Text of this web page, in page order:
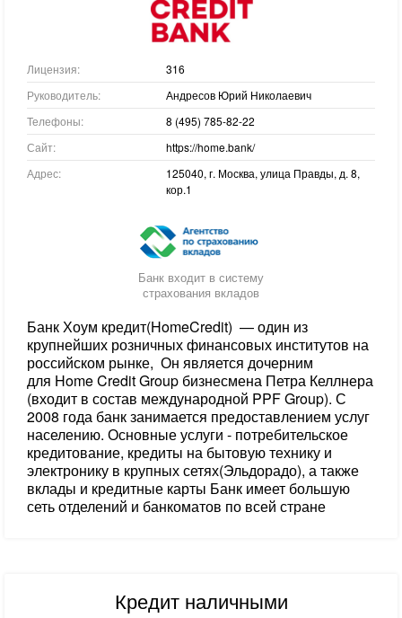
Лицензия:
316
Руководитель:
Андресов Юрий Николаевич
Телефоны:
8 (495) 785-82-22
Сайт:
https://home.bank/
Адрес:
125040, г. Москва, улица Правды, д. 8,
кор.1
Банк входит в систему
страхования вкладов
Банк Хоум кредит(HomeCredit) — один из
крупнейших розничных финансовых институтов на
российском рынке, Он является дочерним
для Home Credit Group бизнесмена Петра Келлнера
(входит в состав международной PPF Group). С
2008 года банк занимается предоставлением услуг
населению. Основные услуги - потребительское
кредитование, кредиты на бытовую технику и
электронику в крупных сетях(Эльдорадо), а также
вклады и кредитные карты Банк имеет большую
сеть отделений и банкоматов по всей стране
Кредит наличными